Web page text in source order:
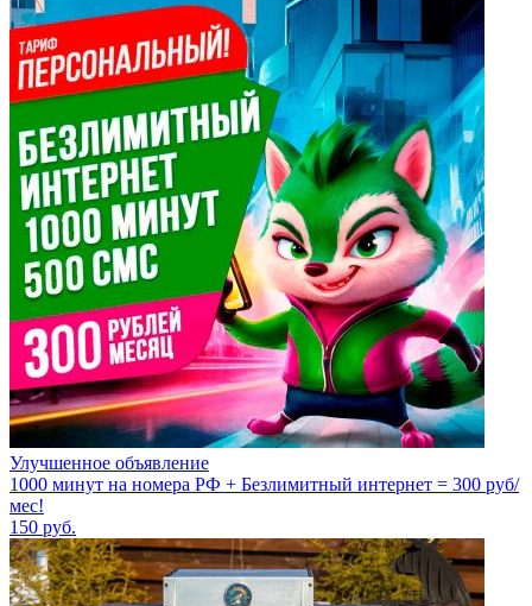
Улучшенное объявление
1000 минут на номера РФ + Безлимитный интернет = 300 руб/
мес!
150 руб.